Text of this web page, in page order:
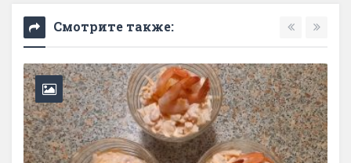
Смотрите также: